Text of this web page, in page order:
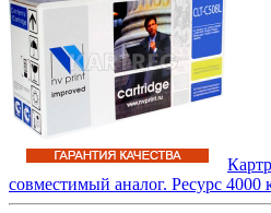
совместимый аналог. Ресурс 4000